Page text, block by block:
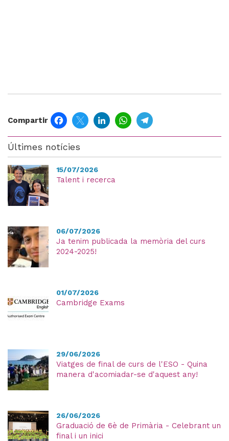
Compartir FacebookTwitterLinkedInWhatsApp
Últimes notícies
15/07/2026
Talent i recerca
06/07/2026
Ja tenim publicada la memòria del curs
2024-2025!
01/07/2026
Cambridge Exams
29/06/2026
Viatges de final de curs de l'ESO - Quina
manera d'acomiadar-se d'aquest any!
26/06/2026
Graduació de 6è de Primària - Celebrant un
final i un inici